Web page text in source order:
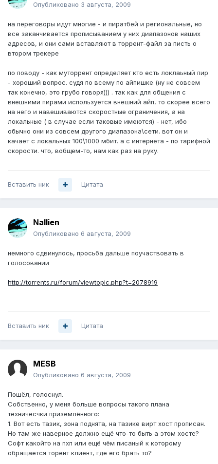
Опубликовано 3 августа, 2009
на переговоры идут многие - и пиратбей и региональные, но
все заканчивается прописыванием у них диапазонов наших
адресов, и они сами вставляют в торрент-файл за писть о
втором трекере
по поводу - как муторрент определяет кто есть локлаьный пир
- хороший вопрос. судя по всему по айпишке (ну не совсем
так конечно, это грубо говоря))) . так как для общения с
внешними пирами используется внешний айп, то скорее всего
на него и навешиваются скоростные ограничения, а на
локальные ( в случае если таковые имеются) - нет, ибо
обычно они из совсем другого диапазона\сети. вот он и
качает с локальных 100\1000 мбит. а с интернета - по тарифной
скорости. что, вобщем-то, нам как раз на руку.
Вставить ник Цитата
Nallien
Опубликовано 6 августа, 2009
немного сдвинулось, просьба дальше поучаствовать в
голосовании
http://torrents.ru/forum/viewtopic.php?t=2078919
Вставить ник Цитата
MESB
Опубликовано 6 августа, 2009
Пошёл, голоснул.
Собственно, у меня больше вопросы такого плана
техничесчки приземлённого:
1. Вот есть тазик, зона поднята, на тазике вирт хост прописан.
Но там же наверное должно ещё что-то быть а этом хосте?
Софт какойто на пхп или ещё чём писаный к которому
обращается торент клиент, где его брать то?